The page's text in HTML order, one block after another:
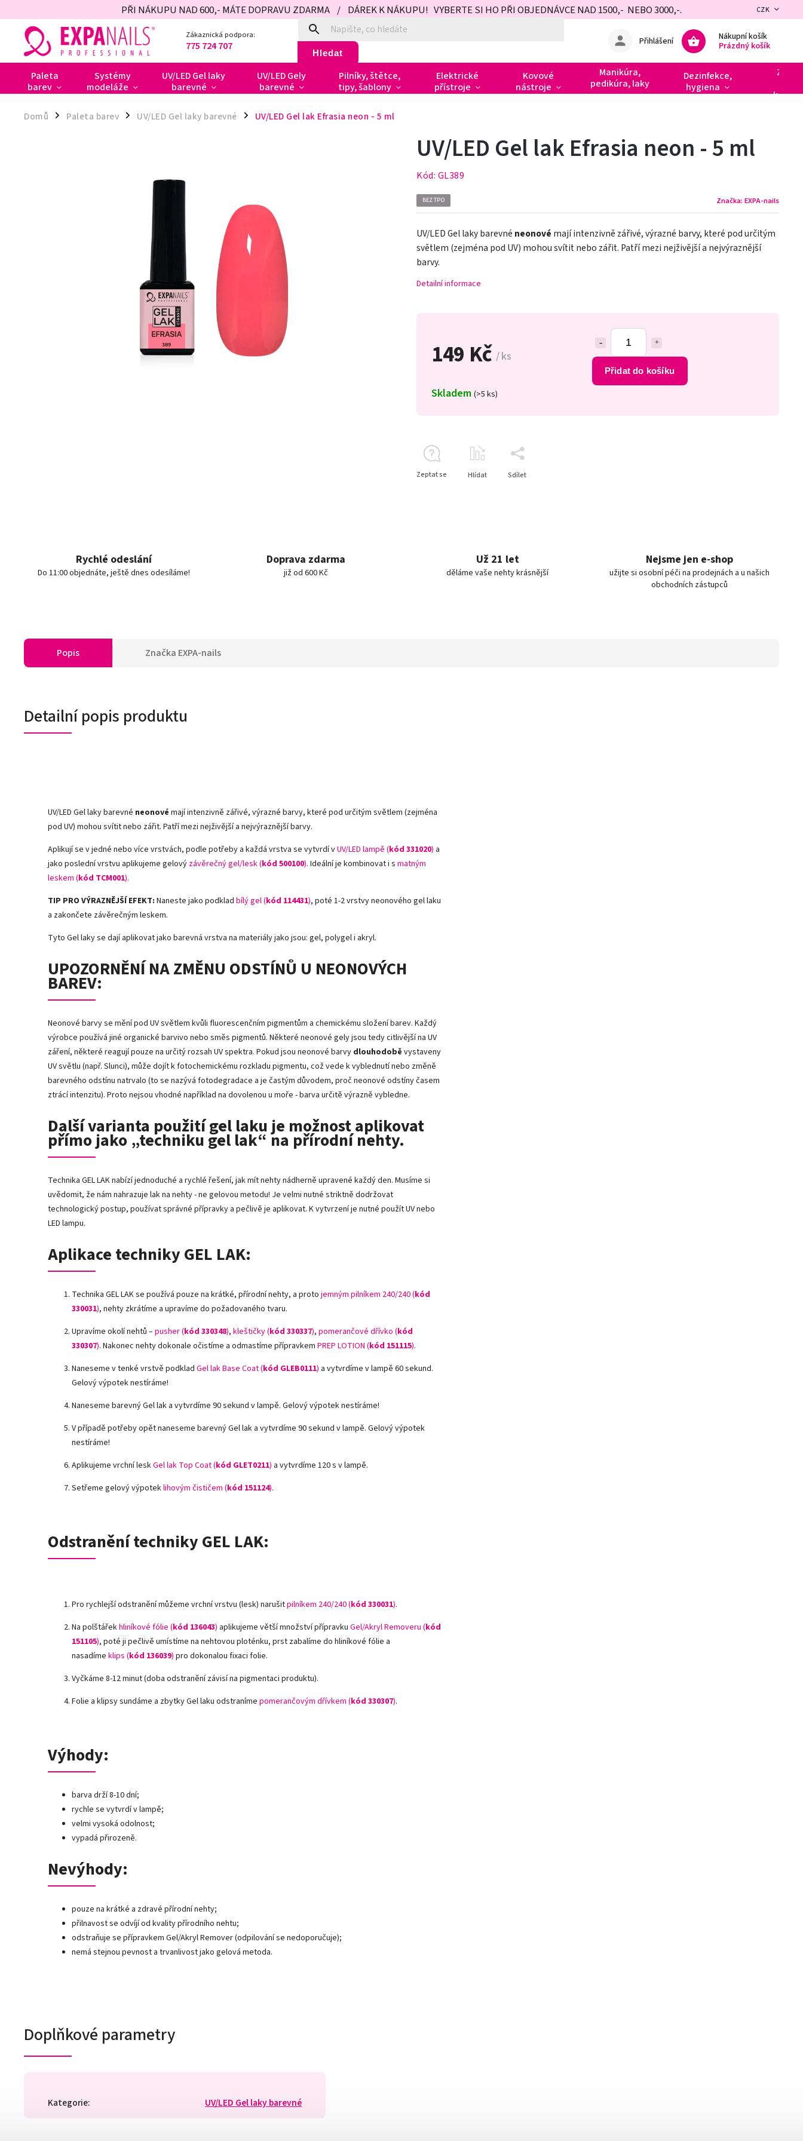
PŘI NÁKUPU NAD 600,- MÁTE DOPRAVU ZDARMA / DÁREK K NÁKUPU! VYBERTE SI HO PŘI OBJEDNÁVCE NAD 1500,- NEBO 3000,-. CZK
Zákaznická podpora:
775 724 707 Hledat
Nákupní košík
Prázdný košík
Přihlášení
Paleta
barev
Systémy
modeláže
UV/LED Gel laky
barevné
UV/LED Gely
barevné
Pilníky, štětce,
tipy, šablony
Elektrické
přístroje
Kovové
nástroje
Manikúra,
pedikúra, laky
Dezinfekce,
hygiena
Domů / Paleta barev / UV/LED Gel laky barevné / UV/LED Gel lak Efrasia neon - 5 ml
149 Kč / ks
Přidat do košíku
Skladem (>5 ks)
UV/LED Gel lak Efrasia neon - 5 ml
Kód: GL389
BEZ TPO Značka: EXPA-nails
UV/LED Gel laky barevné neonové mají intenzivně zářivé, výrazné barvy, které pod určitým
světlem (zejména pod UV) mohou svítit nebo zářit. Patří mezi nejživější a nejvýraznější
barvy.
Detailní informace
Zeptat se Hlídat Sdílet
Rychlé odeslání
Do 11:00 objednáte, ještě dnes odesíláme!
Doprava zdarma
již od 600 Kč
Už 21 let
děláme vaše nehty krásnější
Nejsme jen e-shop
užijte si osobní péči na prodejnách a u našich
obchodních zástupců
Popis Značka EXPA-nails
Detailní popis produktu
UV/LED Gel laky barevné neonové mají intenzivně zářivé, výrazné barvy, které pod určitým světlem (zejména
pod UV) mohou svítit nebo zářit. Patří mezi nejživější a nejvýraznější barvy.
Aplikují se v jedné nebo více vrstvách, podle potřeby a každá vrstva se vytvrdí vUV/LED lampě (kód 331020) a
jako poslední vrstvu aplikujeme gelový závěrečný gel/lesk (kód 500100). Ideální je kombinovat i s matným
leskem (kód TCM001).
TIP PRO VÝRAZNĚJŠÍ EFEKT: Naneste jako podklad bílý gel (kód 114431), poté 1-2 vrstvy neonového gel laku
a zakončete závěrečným leskem.
Tyto Gel laky se dají aplikovat jako barevná vrstva na materiály jako jsou: gel, polygel i akryl.
UPOZORNĚNÍ NA ZMĚNU ODSTÍNŮ U NEONOVÝCH
BAREV:
Neonové barvy se mění pod UV světlem kvůli fluorescenčním pigmentům a chemickému složení barev. Každý
výrobce používá jiné organické barvivo nebo směs pigmentů. Některé neonové gely jsou tedy citlivější na UV
záření, některé reagují pouze na určitý rozsah UV spektra. Pokud jsou neonové barvy dlouhodobě vystaveny
UV světlu (např. Slunci), může dojít k fotochemickému rozkladu pigmentu, což vede k vyblednutí nebo změně
barevného odstínu natrvalo (to se nazývá fotodegradace a je častým důvodem, proč neonové odstíny časem
ztrácí intenzitu). Proto nejsou vhodné například na dovolenou u moře - barva určitě výrazně vybledne.
Další varianta použití gel laku je možnost aplikovat
přímo jako „techniku gel lak“ na přírodní nehty.
Technika GEL LAK nabízí jednoduché a rychlé řešení, jak mít nehty nádherně upravené každý den. Musíme si
uvědomit, že nám nahrazuje lak na nehty - ne gelovou metodu! Je velmi nutné striktně dodržovat
technologický postup, používat správné přípravky a pečlivě je aplikovat. K vytvrzení je nutné použít UV nebo
LED lampu.
Aplikace techniky GEL LAK:
Technika GEL LAK se používá pouze na krátké, přírodní nehty, a proto jemným pilníkem 240/240 (kód
330031), nehty zkrátíme a upravíme do požadovaného tvaru.
Upravíme okolí nehtů –pusher (kód 330348), kleštičky (kód 330337), pomerančové dřívko (kód
330307). Nakonec nehty dokonale očistíme a odmastíme přípravkem PREP LOTION (kód 151115).
Naneseme v tenké vrstvě podklad Gel lak Base Coat (kód GLEB0111) a vytvrdíme v lampě 60 sekund.
Gelový výpotek nestíráme!
Naneseme barevný Gel lak a vytvrdíme 90 sekund v lampě. Gelový výpotek nestíráme!
V případě potřeby opět naneseme barevný Gel lak a vytvrdíme 90 sekund v lampě. Gelový výpotek
nestíráme!
Aplikujeme vrchní leskGel lak Top Coat (kód GLET0211) a vytvrdíme 120 s v lampě.
Setřeme gelový výpoteklihovým čističem (kód 151124).
Odstranění techniky GEL LAK:
Pro rychlejší odstranění můžeme vrchní vrstvu (lesk) narušitpilníkem 240/240 (kód 330031).
Na polštářekhliníkové fólie (kód 136043) aplikujeme větší množství přípravku Gel/Akryl Removeru (kód
151105), poté ji pečlivě umístíme na nehtovou ploténku, prst zabalíme do hliníkové fólie a
nasadíme klips (kód 136039) pro dokonalou fixaci folie.
Vyčkáme 8-12 minut (doba odstranění závisí na pigmentaci produktu).
Folie a klipsy sundáme a zbytky Gel laku odstraníme pomerančovým dřívkem (kód 330307).
Výhody:
barva drží 8-10 dní;
rychle se vytvrdí v lampě;
velmi vysoká odolnost;
vypadá přirozeně.
Nevýhody:
pouze na krátké a zdravé přírodní nehty;
přilnavost se odvíjí od kvality přírodního nehtu;
odstraňuje se přípravkem Gel/Akryl Remover (odpilování se nedoporučuje);
nemá stejnou pevnost a trvanlivost jako gelová metoda.
Doplňkové parametry
Kategorie: UV/LED Gel laky barevné